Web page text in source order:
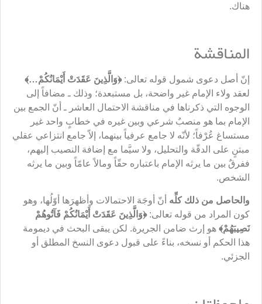
هناك.
المناقشة
إنّ أصل دعوى شمول قوله تعالى:﴿وَالَّذِينَ عَقَدَتْ أَيْمَانُكُمْ…﴾
لعقد ولاء الإمام غير واضحة، بل مستبعدة؛ وذلك ـ مضافاً إلى
الوجوه التي ذكرناها في مناقشة الاحتمال العاشر ـ أنّ الجمع بين
الإمام بما هو منصبٌ شرعي وبين غيره في خطابٍ واحد غير
مستساغ عُرْفاً؛ لأنّه لا جامع عرفياً بينهما، إلاّ جامع انتزاعي عقلي
مبتنٍ على الدقّة والتحليل، ولا سيَّما مع إضافة النصيب إليهم،
ففرقٌ بين ما يرثه الإمام باعتباره حقّاً ومالاً عامّاً وبين ما يرثه
الشخص.
والحاصل من ذلك كلِّه أنّ أوجَهَ الاحتمالات وأظهرَها أوّلُها، وهو
كون المراد من قوله تعالى:﴿وَالَّذِينَ عَقَدَتْ أَيْمَانُكُمْ فَآتُوهُمْ
نَصِيبَهُمْ﴾ هو إرث ضامن الجريرة. لكن يبقى البحث في ديمومة
هذا الحكم أو نسخه، بناءً على قبول دعوى النسخ المطلق أو
الجزئي.